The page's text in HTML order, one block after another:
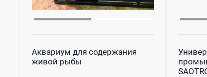
Аквариум для содержания
живой рыбы